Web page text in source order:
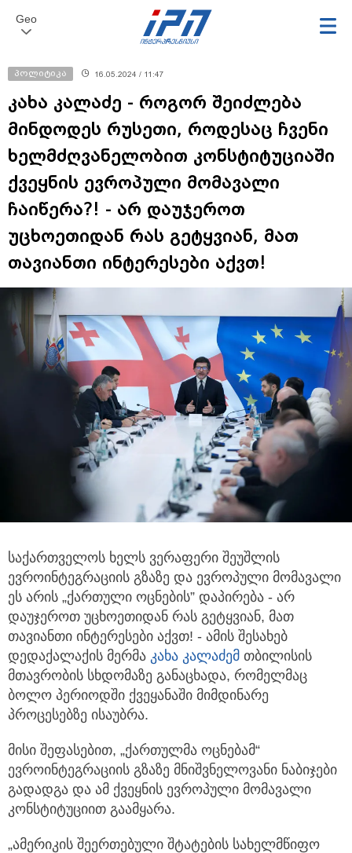
Geo
პოლიტიკა 16.05.2024 / 11:47
კახა კალაძე - როგორ შეიძლება
მინდოდეს რუსეთი, როდესაც ჩვენი
ხელმძღვანელობით კონსტიტუციაში
ქვეყნის ევროპული მომავალი
ჩაიწერა?! - არ დაუჯეროთ
უცხოეთიდან რას გეტყვიან, მათ
თავიანთი ინტერესები აქვთ!
საქართველოს ხელს ვერაფერი შეუშლის
ევროინტეგრაციის გზაზე და ევროპული მომავალი
ეს არის „ქართული ოცნების” დაპირება - არ
დაუჯეროთ უცხოეთიდან რას გეტყვიან, მათ
თავიანთი ინტერესები აქვთ! - ამის შესახებ
დედაქალაქის მერმა კახა კალაძემ თბილისის
მთავრობის სხდომაზე განაცხადა, რომელმაც
ბოლო პერიოდში ქვეყანაში მიმდინარე
პროცესებზე ისაუბრა.
მისი შეფასებით, „ქართულმა ოცნებამ“
ევროინტეგრაციის გზაზე მნიშვნელოვანი ნაბიჯები
გადადგა და ამ ქვეყნის ევროპული მომავალი
კონსტიტუციით გაამყარა.
„ამერიკის შეერთებული შტატების სახელმწიფო